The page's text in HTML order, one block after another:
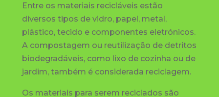
Entre os materiais recicláveis estão
diversos tipos de vidro, papel, metal,
plástico, tecido e componentes eletrónicos.
A compostagem ou reutilização de detritos
biodegradáveis, como lixo de cozinha ou de
jardim, também é considerada reciclagem.
Os materiais para serem reciclados são